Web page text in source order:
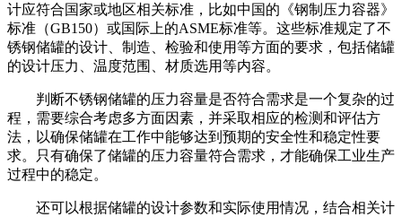
计应符合国家或地区相关标准，比如中国的《钢制压力容器》
标准（GB150）或国际上的ASME标准等。这些标准规定了不
锈钢储罐的设计、制造、检验和使用等方面的要求，包括储罐
的设计压力、温度范围、材质选用等内容。
判断不锈钢储罐的压力容量是否符合需求是一个复杂的过
程，需要综合考虑多方面因素，并采取相应的检测和评估方
法，以确保储罐在工作中能够达到预期的安全性和稳定性要
求。只有确保了储罐的压力容量符合需求，才能确保工业生产
过程中的稳定。
还可以根据储罐的设计参数和实际使用情况，结合相关计